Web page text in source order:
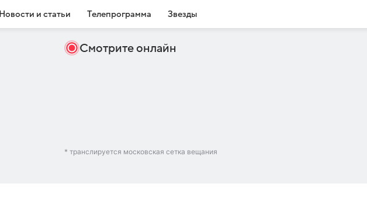
Новости и статьи Телепрограмма Звезды
Смотрите онлайн
* транслируется московская сетка вещания